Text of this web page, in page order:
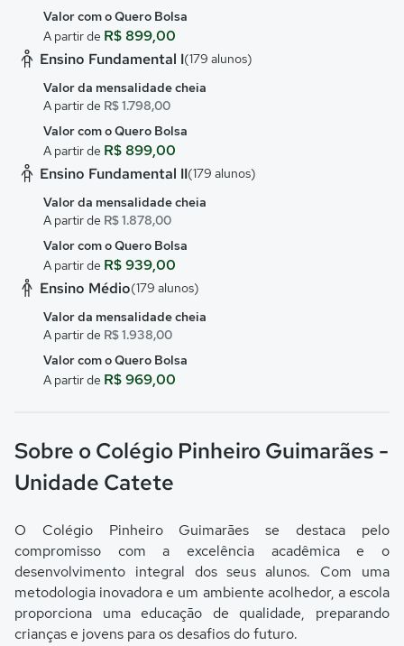
Valor com o Quero Bolsa
A partir de R$ 899,00
Ensino Fundamental I(179 alunos)
Valor da mensalidade cheia
A partir de R$ 1.798,00
Valor com o Quero Bolsa
A partir de R$ 899,00
Ensino Fundamental II(179 alunos)
Valor da mensalidade cheia
A partir de R$ 1.878,00
Valor com o Quero Bolsa
A partir de R$ 939,00
Ensino Médio(179 alunos)
Valor da mensalidade cheia
A partir de R$ 1.938,00
Valor com o Quero Bolsa
A partir de R$ 969,00
Sobre o Colégio Pinheiro Guimarães -
Unidade Catete
O Colégio Pinheiro Guimarães se destaca pelo
compromisso com a excelência acadêmica e o
desenvolvimento integral dos seus alunos. Com uma
metodologia inovadora e um ambiente acolhedor, a escola
proporciona uma educação de qualidade, preparando
crianças e jovens para os desafios do futuro.